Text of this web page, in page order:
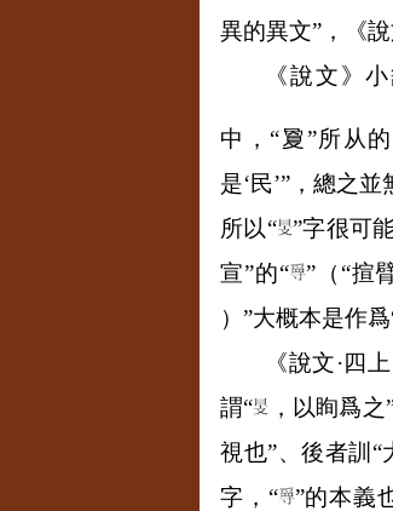
異的異文”，《
《說文》
中，“夐”所从
是‘民’”，總之並
所以“
”字很可
宣”的“
”（“揎
）”大概本是作爲
《說文·四上
謂“
，以眴爲
視也”、後者訓“
字，“
”的本義